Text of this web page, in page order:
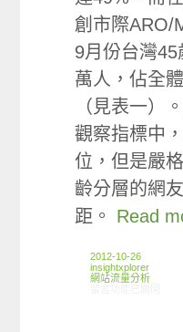
創市際ARO/
9月份台灣
萬人，佔全
（見表一）
觀察指標中
位，但是嚴
齡分層的網
距。 Read
2012-10-26
insightxplorer
網站流量分析